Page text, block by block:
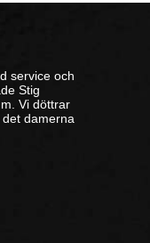
service och
Stig
Vi döttrar
damerna